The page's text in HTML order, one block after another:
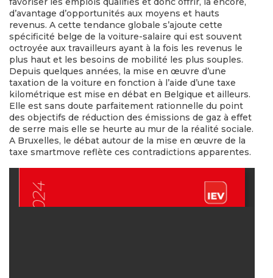
d’avantage d’opportunités aux moyens et hauts
revenus. A cette tendance globale s’ajoute cette
spécificité belge de la voiture-salaire qui est souvent
octroyée aux travailleurs ayant à la fois les revenus le
plus haut et les besoins de mobilité les plus souples.
Depuis quelques années, la mise en œuvre d’une
taxation de la voiture en fonction à l’aide d’une taxe
kilométrique est mise en débat en Belgique et ailleurs.
Elle est sans doute parfaitement rationnelle du point
des objectifs de réduction des émissions de gaz à effet
de serre mais elle se heurte au mur de la réalité sociale.
A Bruxelles, le débat autour de la mise en œuvre de la
taxe smartmove reflète ces contradictions apparentes.